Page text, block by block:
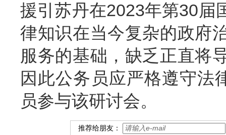
援引苏丹在2023年第30届
律知识在当今复杂的政府
服务的基础，缺乏正直将
因此公务员应严格遵守法
员参与该研讨会。
推荐给朋友：